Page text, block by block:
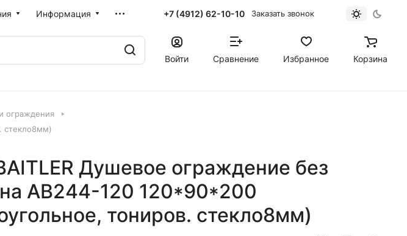
Информация +7 (4912) 62-10-10 Заказать звонок
Войти Сравнение Избранное Корзина
ограждения
стекло8мм)
Душевое ограждение без
AB244-120 120*90*200
тониров. стекло8мм)